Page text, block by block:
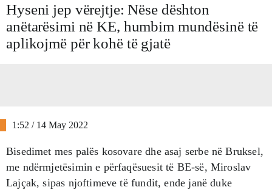
Hyseni jep vërejtje: Nëse dështon
anëtarësimi në KE, humbim mundësinë të
aplikojmë për kohë të gjatë
1:52 / 14 May 2022
Bisedimet mes palës kosovare dhe asaj serbe në Bruksel,
me ndërmjetësimin e përfaqësuesit të BE-së, Miroslav
Lajçak, sipas njoftimeve të fundit, ende janë duke